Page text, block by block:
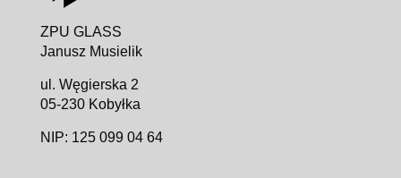
ZPU GLASS
Janusz Musielik
ul. Węgierska 2
05-230 Kobyłka
NIP: 125 099 04 64